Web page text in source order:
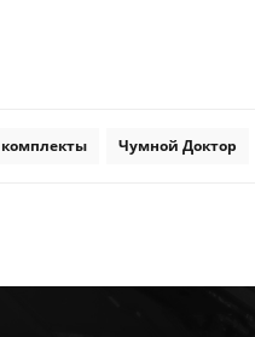
Чумной Доктор